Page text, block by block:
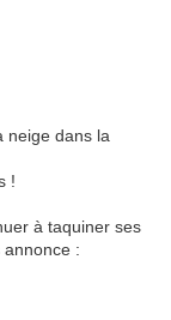
neige dans la
!
à taquiner ses
: